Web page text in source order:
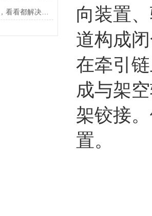
催化燃烧让消费者省心，看看都解决了哪些问题吧！
向装置
道构成
在牵引
成与架
架铰接
置。